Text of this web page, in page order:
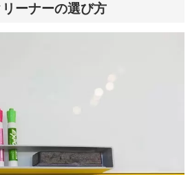
ーナーの選び方